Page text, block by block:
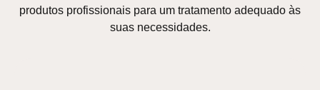
produtos profissionais para um tratamento adequado às
suas necessidades.